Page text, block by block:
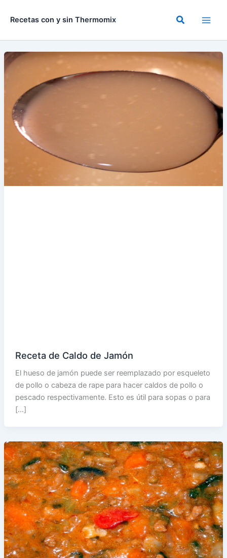
Recetas con y sin Thermomix Buscar
Receta de Caldo de Jamón
El hueso de jamón puede ser reemplazado por esqueleto
de pollo o cabeza de rape para hacer caldos de pollo o
pescado respectivamente. Esto es útil para sopas o para
[…]